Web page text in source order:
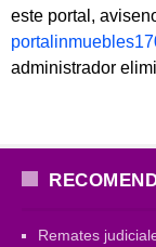
este portal,
administrador
Remates